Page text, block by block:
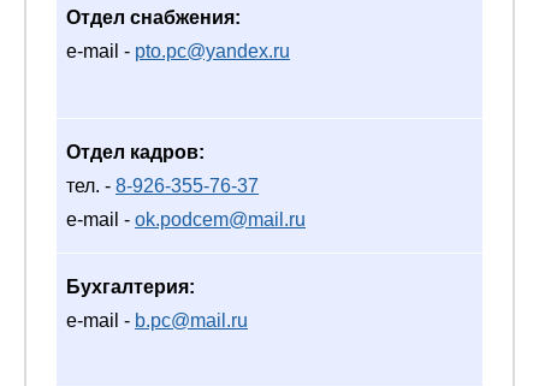
Отдел снабжения:
e-mail - pto.pc@yandex.ru
Отдел кадров:
тел. - 8-926-355-76-37
e-mail - ok.podcem@mail.ru
Бухгалтерия:
e-mail - b.pc@mail.ru